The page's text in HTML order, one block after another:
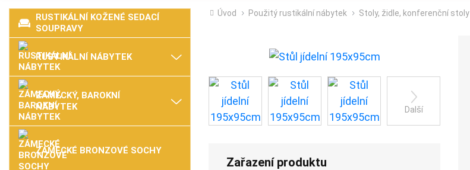
RUSTIKÁLNÍ KOŽENÉ SEDACÍ
SOUPRAVY
RUSTIKÁLNÍ NÁBYTEK
ZÁMECKÝ, BAROKNÍ
NÁBYTEK
ZÁMECKÉ BRONZOVÉ SOCHY
Úvod Použitý rustikální nábytek Stoly, židle, konferenční stoly
Další
Zařazení produktu